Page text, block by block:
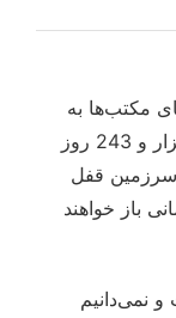
درهای مکتب‌ها به
روی دختران افغانستان می‌گذرد. یک هزار و 243 روز
سرزمین قفل
باز خواهند
نمی‌دانیم